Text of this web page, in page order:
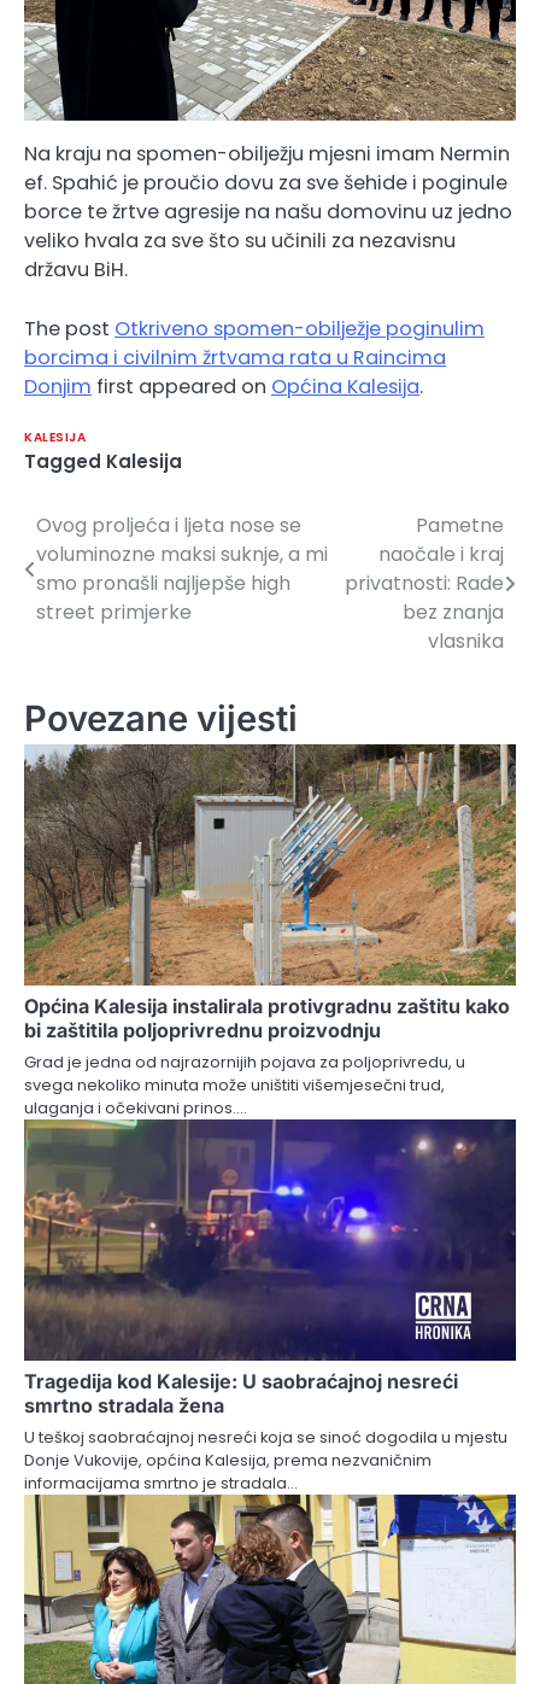
Na kraju na spomen-obilježju mjesni imam Nermin
ef. Spahić je proučio dovu za sve šehide i poginule
borce te žrtve agresije na našu domovinu uz jedno
veliko hvala za sve što su učinili za nezavisnu
državu BiH.
The post Otkriveno spomen-obilježje poginulim
borcima i civilnim žrtvama rata u Raincima
Donjim first appeared on Općina Kalesija.
KALESIJA
Tagged Kalesija
Navigacija
članaka
Ovog proljeća i ljeta nose se
voluminozne maksi suknje, a mi
smo pronašli najljepše high
street primjerke
Pametne
naočale i kraj
privatnosti: Rade
bez znanja
vlasnika
Povezane vijesti
Općina Kalesija instalirala protivgradnu zaštitu kako
bi zaštitila poljoprivrednu proizvodnju
Grad je jedna od najrazornijih pojava za poljoprivredu, u
svega nekoliko minuta može uništiti višemjesečni trud,
ulaganja i očekivani prinos.…
Tragedija kod Kalesije: U saobraćajnoj nesreći
smrtno stradala žena
U teškoj saobraćajnoj nesreći koja se sinoć dogodila u mjestu
Donje Vukovije, općina Kalesija, prema nezvaničnim
informacijama smrtno je stradala…